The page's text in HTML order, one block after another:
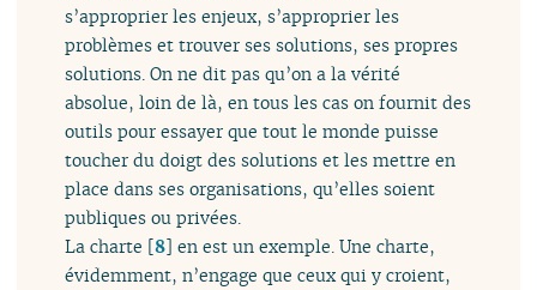
s’approprier les enjeux, s’approprier les
problèmes et trouver ses solutions, ses propres
solutions. On ne dit pas qu’on a la vérité
absolue, loin de là, en tous les cas on fournit des
outils pour essayer que tout le monde puisse
toucher du doigt des solutions et les mettre en
place dans ses organisations, qu’elles soient
publiques ou privées.
La charte [8] en est un exemple. Une charte,
évidemment, n’engage que ceux qui y croient,